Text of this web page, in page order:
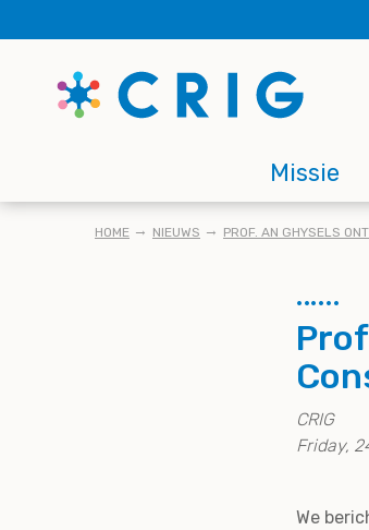
to
content
Main
Missie
KRUIMELPAD
HOME NIEUWS PROF. AN GHYSELS
CRIG
Friday,
We